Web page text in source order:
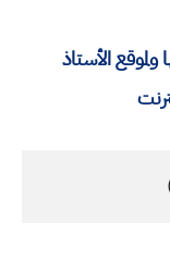
الأستاذ